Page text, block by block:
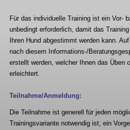
Für das individuelle Training ist ein Vor-
unbedingt erforderlich, damit das
Ihren Hund abgestimmt werden kann.
nach diesem Informations-/
erstellt werden, welcher Ihnen das Üben
erleichtert.
Teilnahme/Anmeldung:
Die Teilnahme ist generell für jeden
Trainingsvariante notwendig ist, ein